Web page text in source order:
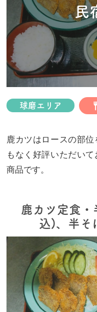
ッ
民
球磨エリア
鹿カツはロースの部
もなく好評いただい
商品です。
鹿カツ定食
込)、半そ